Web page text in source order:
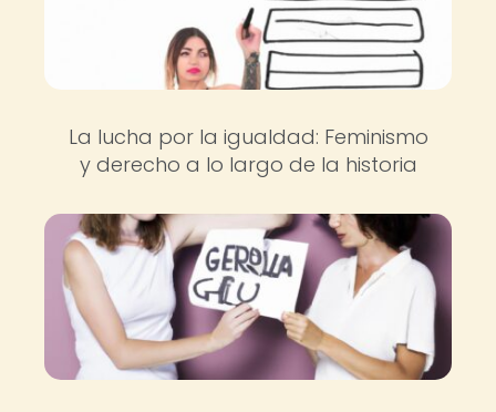
La lucha por la igualdad: Feminismo
y derecho a lo largo de la historia